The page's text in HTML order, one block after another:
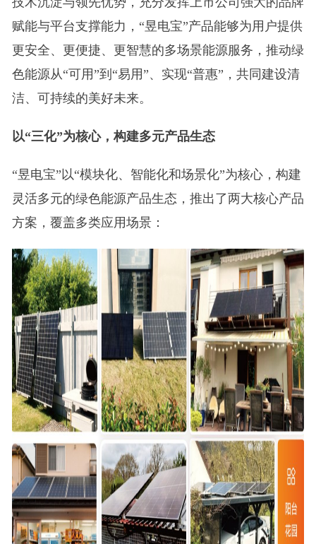
赋能与平台支撑能力，“昱电宝”产品能够为用户提供
更安全、更便捷、更智慧的多场景能源服务，推动绿
色能源从“可用”到“易用”、实现“普惠”，共同建设清
洁、可持续的美好未来。
以“三化”为核心，构建多元产品生态
“昱电宝”以“模块化、智能化和场景化”为核心，构建
灵活多元的绿色能源产品生态，推出了两大核心产品
方案，覆盖多类应用场景：